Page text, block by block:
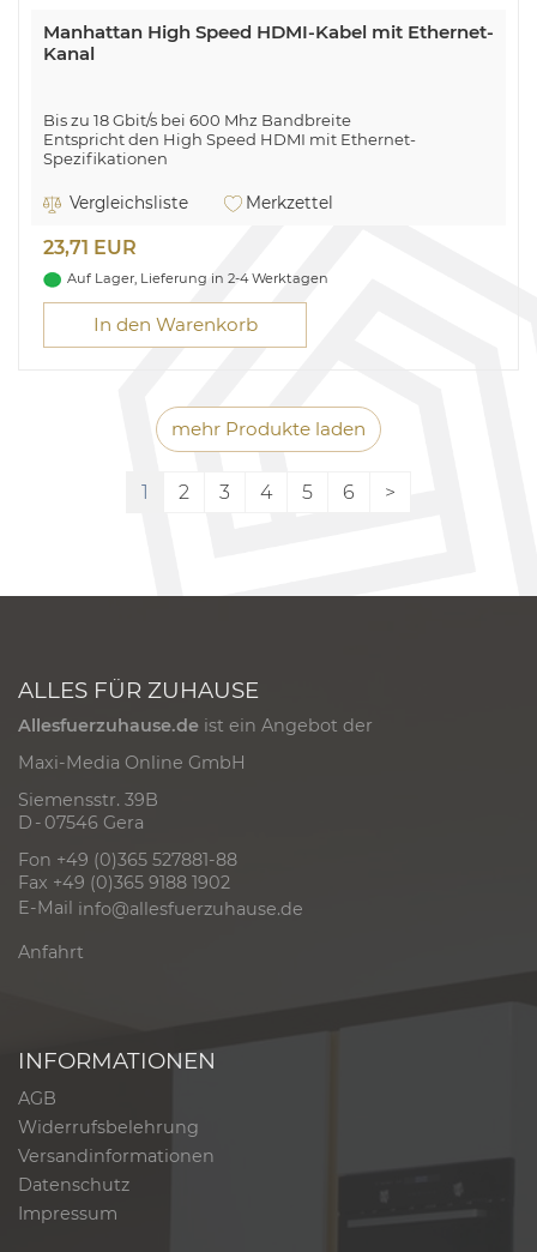
Manhattan High Speed HDMI-Kabel mit Ethernet-
Kanal
Bis zu 18 Gbit/s bei 600 Mhz Bandbreite
Entspricht den High Speed HDMI mit Ethernet-
Spezifikationen
Manhattan High Speed HDMI-Kabel mit Ethernet-Kanal,
CL3-zertifiziert für Wandinstallationen, HEC, ARC, 3D,
geschirmt, schwarz, 8 m. Kabellänge: 8 m, Anschluss 1:
HDMI Typ A (Standard), Steckverbinder 1 Geschlecht:
Männlich, Anschluss 2: HDMI Typ A (Standard),
Steckerkontakte: Gold, 3D, Datenübertragungsrate: 10,2
Gbit/s, Audio Return Channel (ARC), Produktfarbe:
Vergleichsliste Merkzettel
23,71 EUR
Auf Lager, Lieferung in 2-4 Werktagen
In den Warenkorb
mehr Produkte laden
1 2 3 4 5 6 >
ALLES FÜR ZUHAUSE
Allesfuerzuhause.de ist ein Angebot der
Maxi-Media Online GmbH
Siemensstr. 39B
D - 07546 Gera
Fon +49 (0)365 527881-88
Fax +49 (0)365 9188 1902
E-Mail info@allesfuerzuhause.de
Anfahrt
INFORMATIONEN
AGB
Widerrufsbelehrung
Versandinformationen
Datenschutz
Impressum